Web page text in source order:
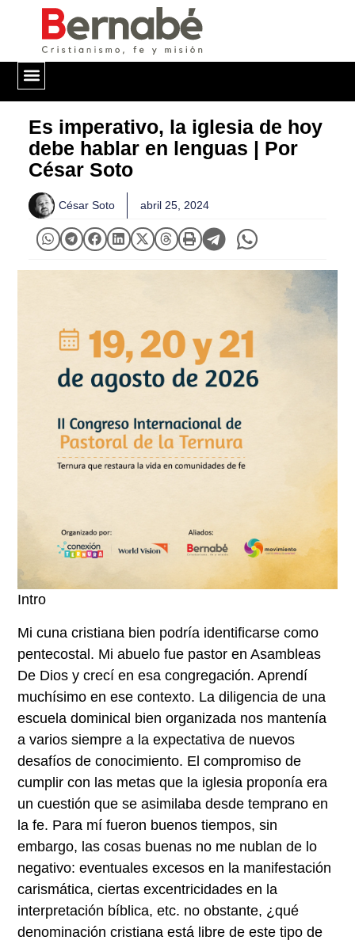
Es imperativo, la iglesia de hoy
debe hablar en lenguas | Por
César Soto
César Soto abril 25, 2024
Intro
Mi cuna cristiana bien podría identificarse como
pentecostal. Mi abuelo fue pastor en Asambleas
De Dios y crecí en esa congregación. Aprendí
muchísimo en ese contexto. La diligencia de una
escuela dominical bien organizada nos mantenía
a varios siempre a la expectativa de nuevos
desafíos de conocimiento. El compromiso de
cumplir con las metas que la iglesia proponía era
un cuestión que se asimilaba desde temprano en
la fe. Para mí fueron buenos tiempos, sin
embargo, las cosas buenas no me nublan de lo
negativo: eventuales excesos en la manifestación
carismática, ciertas excentricidades en la
interpretación bíblica, etc. no obstante, ¿qué
denominación cristiana está libre de este tipo de